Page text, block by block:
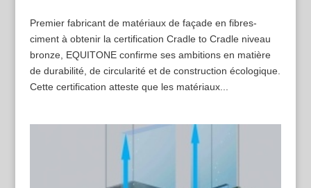
Premier fabricant de matériaux de façade en fibres-
ciment à obtenir la certification Cradle to Cradle niveau
bronze, EQUITONE confirme ses ambitions en matière
de durabilité, de circularité et de construction écologique.
Cette certification atteste que les matériaux...